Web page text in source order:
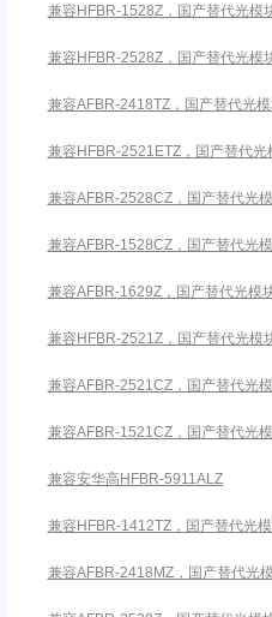
兼容HFBR-1528Z，国产替代光模
兼容HFBR-2528Z，国产替代光模
兼容AFBR-2418TZ，国产替代光
兼容HFBR-2521ETZ，国产替代光
兼容AFBR-2528CZ，国产替代光
兼容AFBR-1528CZ，国产替代光
兼容AFBR-1629Z，国产替代光模
兼容HFBR-2521Z，国产替代光模
兼容AFBR-2521CZ，国产替代光
兼容AFBR-1521CZ，国产替代光
兼容安华高HFBR-5911ALZ
兼容HFBR-1412TZ，国产替代光
兼容AFBR-2418MZ，国产替代光